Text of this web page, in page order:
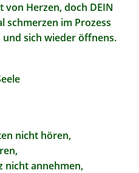
von Herzen, doch DEIN
schmerzen im Prozess
sich wieder öffnens.
nicht hören,
nicht annehmen,